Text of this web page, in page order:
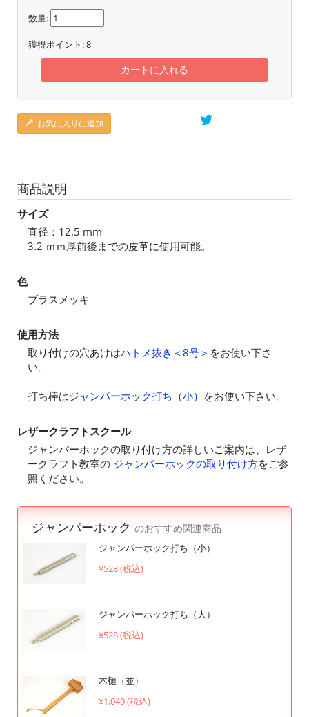
数量:
獲得ポイント:8
カートに入れる
お気に入りに追加
商品説明
サイズ
直径：12.5 mm
3.2 ｍｍ厚前後までの皮革に使用可能。
色
ブラスメッキ
使用方法
取り付けの穴あけはハトメ抜き＜8号＞ をお使い下さ
い。
打ち棒はジャンパーホック打ち（小） をお使い下さい。
レザークラフトスクール
ジャンパーホックの取り付け方の詳しいご案内は、レザ
ークラフト教室の ジャンパーホックの取り付け方をご参
照ください。
ジャンパーホック のおすすめ関連商品
ジャンパーホック打ち（小）
¥528 (税込)
ジャンパーホック打ち（大）
¥528 (税込)
木槌（並）
¥1,049 (税込)